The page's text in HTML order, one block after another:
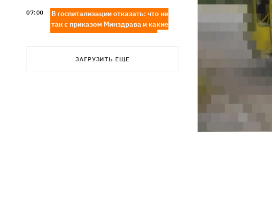
07:00
В госпитализации отказать: что не
так с приказом Минздрава и какие
теперь критерии для лечения в
ЗАГРУЗИТЬ ЕЩЕ